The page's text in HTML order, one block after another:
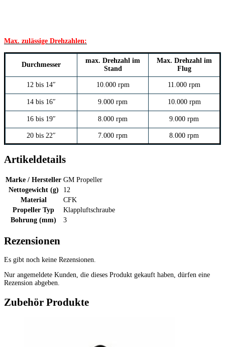
Max. zulässige Drehzahlen:
Durchmesser
max. Drehzahl im
Stand
Max. Drehzahl im
Flug
12 bis 14″ 10.000 rpm 11.000 rpm
14 bis 16″ 9.000 rpm 10.000 rpm
16 bis 19″ 8.000 rpm 9.000 rpm
20 bis 22″ 7.000 rpm 8.000 rpm
Artikeldetails
Marke / Hersteller GM Propeller
Nettogewicht (g)
12
Material
CFK
Propeller Typ
Klappluftschraube
Bohrung (mm)
3
Rezensionen
Es gibt noch keine Rezensionen.
Nur angemeldete Kunden, die dieses Produkt gekauft haben, dürfen eine
Rezension abgeben.
Zubehör Produkte